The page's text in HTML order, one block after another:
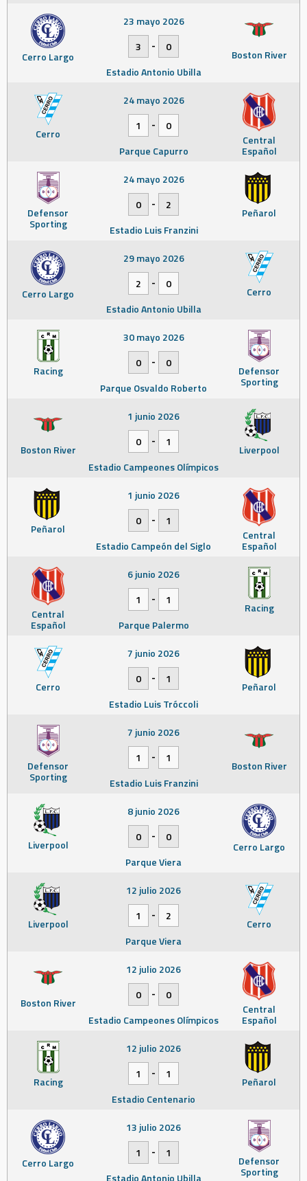
Cerro Largo Boston River
23 mayo 2026
3
-
0
Estadio Antonio Ubilla
Cerro Central
Español
24 mayo 2026
1
-
0
Parque Capurro
Defensor
Sporting
Peñarol
24 mayo 2026
0
-
2
Estadio Luis Franzini
Cerro Largo Cerro
29 mayo 2026
2
-
0
Estadio Antonio Ubilla
Racing Defensor
Sporting
30 mayo 2026
0
-
0
Parque Osvaldo Roberto
Boston River Liverpool
1 junio 2026
0
-
1
Estadio Campeones Olímpicos
Peñarol Central
Español
1 junio 2026
0
-
1
Estadio Campeón del Siglo
Central
Español
Racing
6 junio 2026
1
-
1
Parque Palermo
Cerro Peñarol
7 junio 2026
0
-
1
Estadio Luis Tróccoli
Defensor
Sporting
Boston River
7 junio 2026
1
-
1
Estadio Luis Franzini
Liverpool Cerro Largo
8 junio 2026
0
-
0
Parque Viera
Liverpool Cerro
12 julio 2026
1
-
2
Parque Viera
Boston River Central
Español
12 julio 2026
0
-
0
Estadio Campeones Olímpicos
Racing Peñarol
12 julio 2026
1
-
1
Estadio Centenario
Cerro Largo Defensor
Sporting
13 julio 2026
1
-
1
Estadio Antonio Ubilla